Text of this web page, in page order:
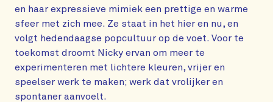
en haar expressieve mimiek een prettige en warme
sfeer met zich mee. Ze staat in het hier en nu, en
volgt hedendaagse popcultuur op de voet. Voor te
toekomst droomt Nicky ervan om meer te
experimenteren met lichtere kleuren, vrijer en
speelser werk te maken; werk dat vrolijker en
spontaner aanvoelt.